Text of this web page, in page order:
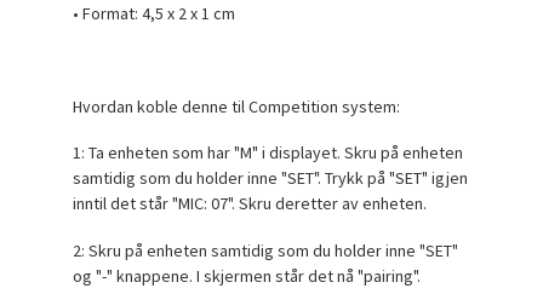
• Format: 4,5 x 2 x 1 cm
Hvordan koble denne til Competition system:
1: Ta enheten som har "M" i displayet. Skru på enheten
samtidig som du holder inne "SET". Trykk på "SET" igjen
inntil det står "MIC: 07". Skru deretter av enheten.
2: Skru på enheten samtidig som du holder inne "SET"
og "-" knappene. I skjermen står det nå "pairing".